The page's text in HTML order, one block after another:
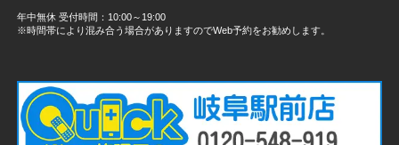
年中無休 受付時間：10:00～19:00
※時間帯により混み合う場合がありますのでWeb予約をお勧めします。